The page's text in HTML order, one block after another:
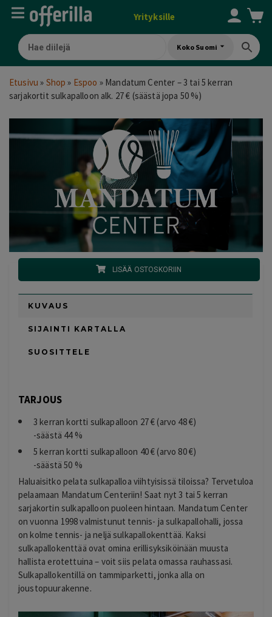
Yrityksille
Koko Suomi
Etusivu » Shop » Espoo » Mandatum Center – 3 tai 5 kerran
sarjakortit sulkapalloon alk. 27 € (säästä jopa 50 %)
LISÄÄ OSTOSKORIIN
KUVAUS
SIJAINTI KARTALLA
SUOSITTELE
TARJOUS
3 kerran kortti sulkapalloon 27 € (arvo 48 €)
-säästä 44 %
5 kerran kortti sulkapalloon 40 € (arvo 80 €)
-säästä 50 %
Haluaisitko pelata sulkapalloa viihtyisissä tiloissa? Tervetuloa
pelaamaan Mandatum Centeriin! Saat nyt 3 tai 5 kerran
sarjakortin sulkapalloon puoleen hintaan. Mandatum Center
on vuonna 1998 valmistunut tennis- ja sulkapallohalli, jossa
on kolme tennis- ja neljä sulkapallokenttää. Kaksi
sulkapallokenttää ovat omina erillisyksiköinään muusta
hallista erotettuina – voit siis pelata omassa rauhassasi.
Sulkapallokentillä on tammiparketti, jonka alla on
joustopuurakenne.